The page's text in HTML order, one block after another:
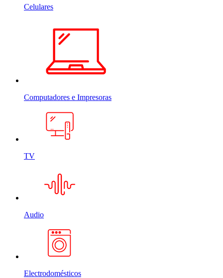
Celulares
Computadores e Impresoras
TV
Audio
Electrodomésticos